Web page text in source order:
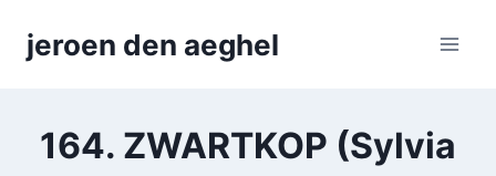
jeroen den aeghel
164. ZWARTKOP (Sylvia